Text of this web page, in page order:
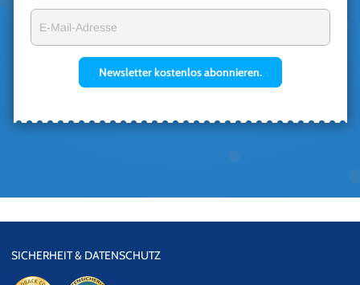
E-Mail-Adresse
Newsletter kostenlos abonnieren.
SICHERHEIT & DATENSCHUTZ